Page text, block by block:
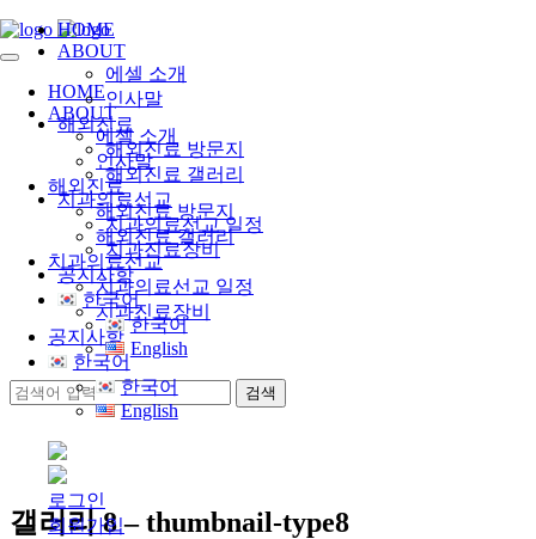
HOME
ABOUT
에셀 소개
인사말
해외진료
해외진료 방문지
해외진료 갤러리
치과의료선교
치과의료선교 일정
치과진료장비
공지사항
한국어
한국어
English
로그인
회원가입
HOME
ABOUT
에셀 소개
인사말
해외진료
해외진료 방문지
해외진료 갤러리
치과의료선교
치과의료선교 일정
치과진료장비
공지사항
한국어
한국어
English
갤러리 8 – thumbnail-type8